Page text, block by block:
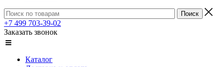
+7 499 703-39-02
Заказать звонок
Каталог